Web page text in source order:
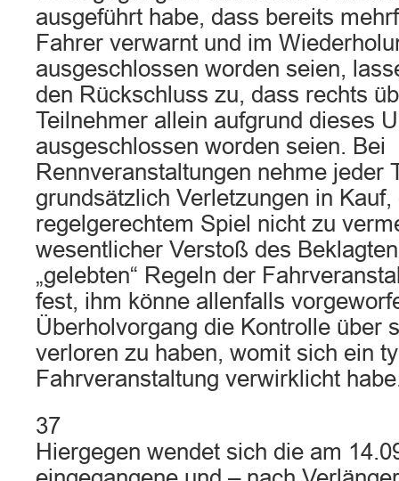
ausgeführt habe, dass bereits
Fahrer verwarnt und im
ausgeschlossen worden seien,
den Rückschluss zu, dass rechts
Teilnehmer allein aufgrund dieses
ausgeschlossen worden seien. Bei
Rennveranstaltungen nehme jeder
grundsätzlich Verletzungen in
regelgerechtem Spiel nicht zu
wesentlicher Verstoß des
„gelebten“ Regeln der
fest, ihm könne allenfalls
Überholvorgang die Kontrolle über
verloren zu haben, womit sich ein
Fahrveranstaltung verwirklicht
37
Hiergegen wendet sich die am